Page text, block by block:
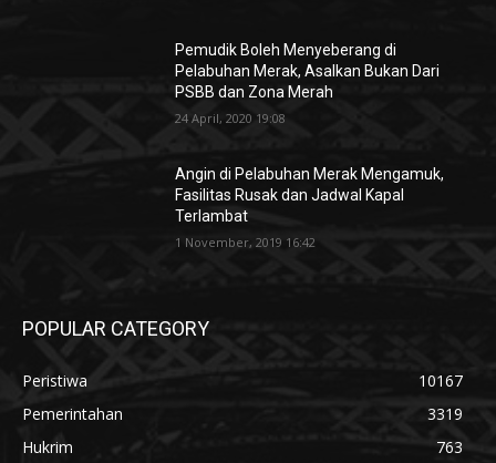
Pemudik Boleh Menyeberang di
Pelabuhan Merak, Asalkan Bukan Dari
PSBB dan Zona Merah
24 April, 2020 19:08
Angin di Pelabuhan Merak Mengamuk,
Fasilitas Rusak dan Jadwal Kapal
Terlambat
1 November, 2019 16:42
POPULAR CATEGORY
Peristiwa
10167
Pemerintahan
3319
Hukrim
763